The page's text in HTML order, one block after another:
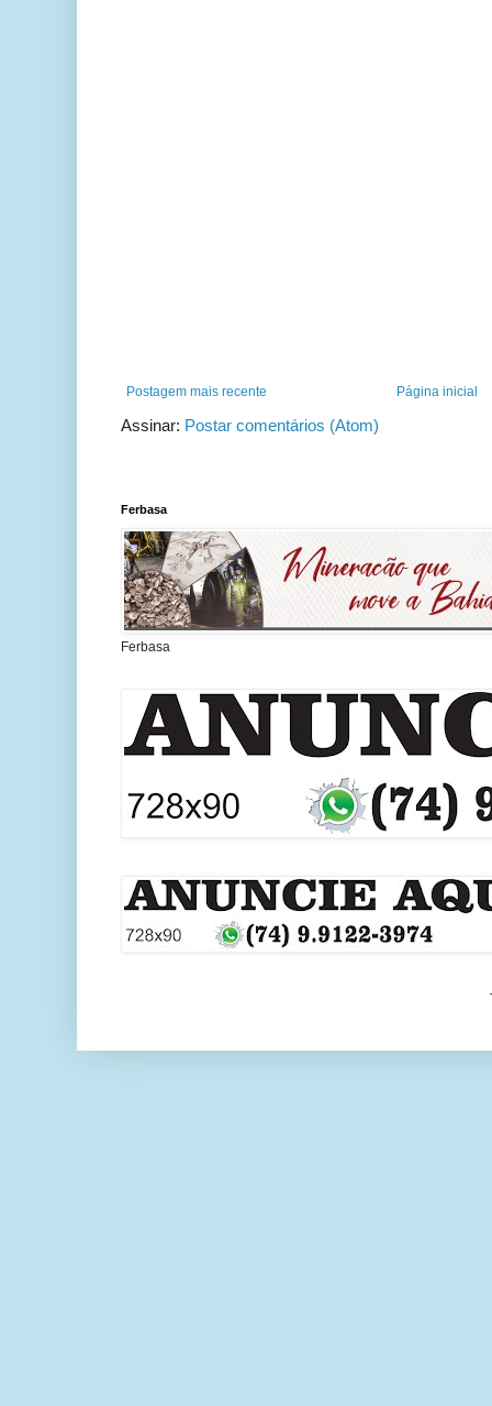
Postagem mais recente Página inicial
Assinar: Postar comentários (Atom)
Ferbasa
Ferbasa